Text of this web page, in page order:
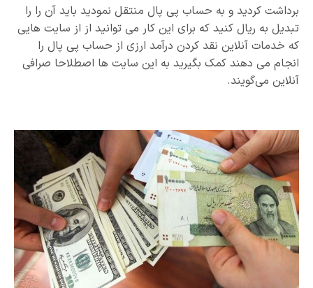
برداشت کردید و به حساب پی پال منتقل نمودید باید آن را را
تبدیل به ریال کنید که برای این کار می توانید از از سایت هایی
که خدمات آنلاین نقد کردن درآمد ارزی از حساب پی پال را
انجام می دهند کمک بگیرید به این سایت ها اصطلاحا صرافی
آنلاین می‌گویند.